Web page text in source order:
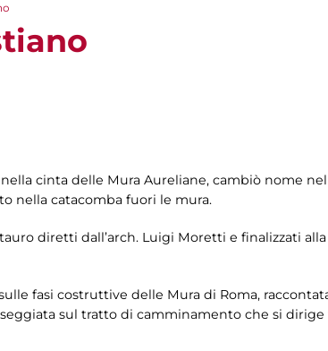
cinta delle Mura Aureliane, cambiò nome
nella catacomba fuori le mura.
diretti dall’arch. Luigi Moretti e finalizzati
fasi costruttive delle Mura di Roma,
sul tratto di camminamento che si dirige